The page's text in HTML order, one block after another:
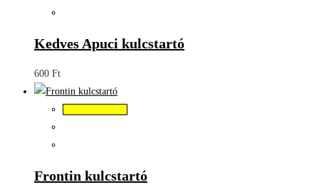
Kedves Apuci kulcstartó
600 Ft
Frontin kulcstartó